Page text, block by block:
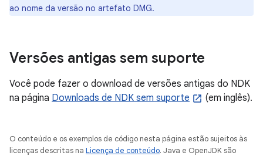
ao nome da versão no artefato DMG.
Versões antigas sem suporte
Você pode fazer o download de versões antigas do NDK
na página Downloads de NDK sem suporte (em inglês).
O conteúdo e os exemplos de código nesta página estão sujeitos às
licenças descritas na Licença de conteúdo. Java e OpenJDK são